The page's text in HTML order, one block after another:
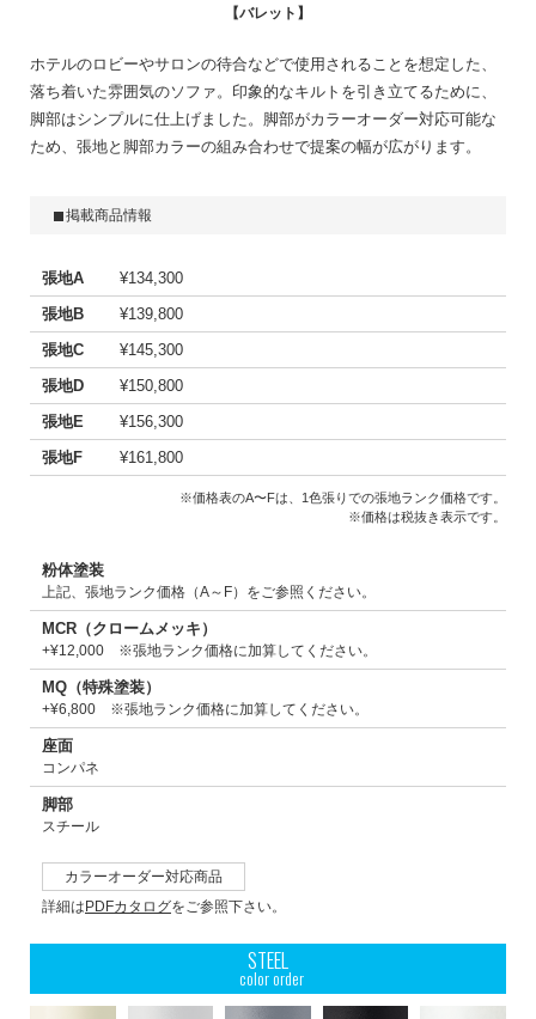
バレット
ホテルのロビーやサロンの待合などで使用されることを想定した、
落ち着いた雰囲気のソファ。印象的なキルトを引き立てるために、
脚部はシンプルに仕上げました。脚部がカラーオーダー対応可能な
ため、張地と脚部カラーの組み合わせで提案の幅が広がります。
掲載商品情報
張地A
¥134,300
張地B
¥139,800
張地C
¥145,300
張地D
¥150,800
張地E
¥156,300
張地F
¥161,800
※価格表のA〜Fは、1色張りでの張地ランク価格です。
※価格は税抜き表示です。
粉体塗装
上記、張地ランク価格（A～F）をご参照ください。
MCR（クロームメッキ）
+¥12,000 ※張地ランク価格に加算してください。
MQ（特殊塗装）
+¥6,800 ※張地ランク価格に加算してください。
座面
コンパネ
脚部
スチール
カラーオーダー対応商品
詳細は PDFカタログをご参照下さい。
STEEL
color order